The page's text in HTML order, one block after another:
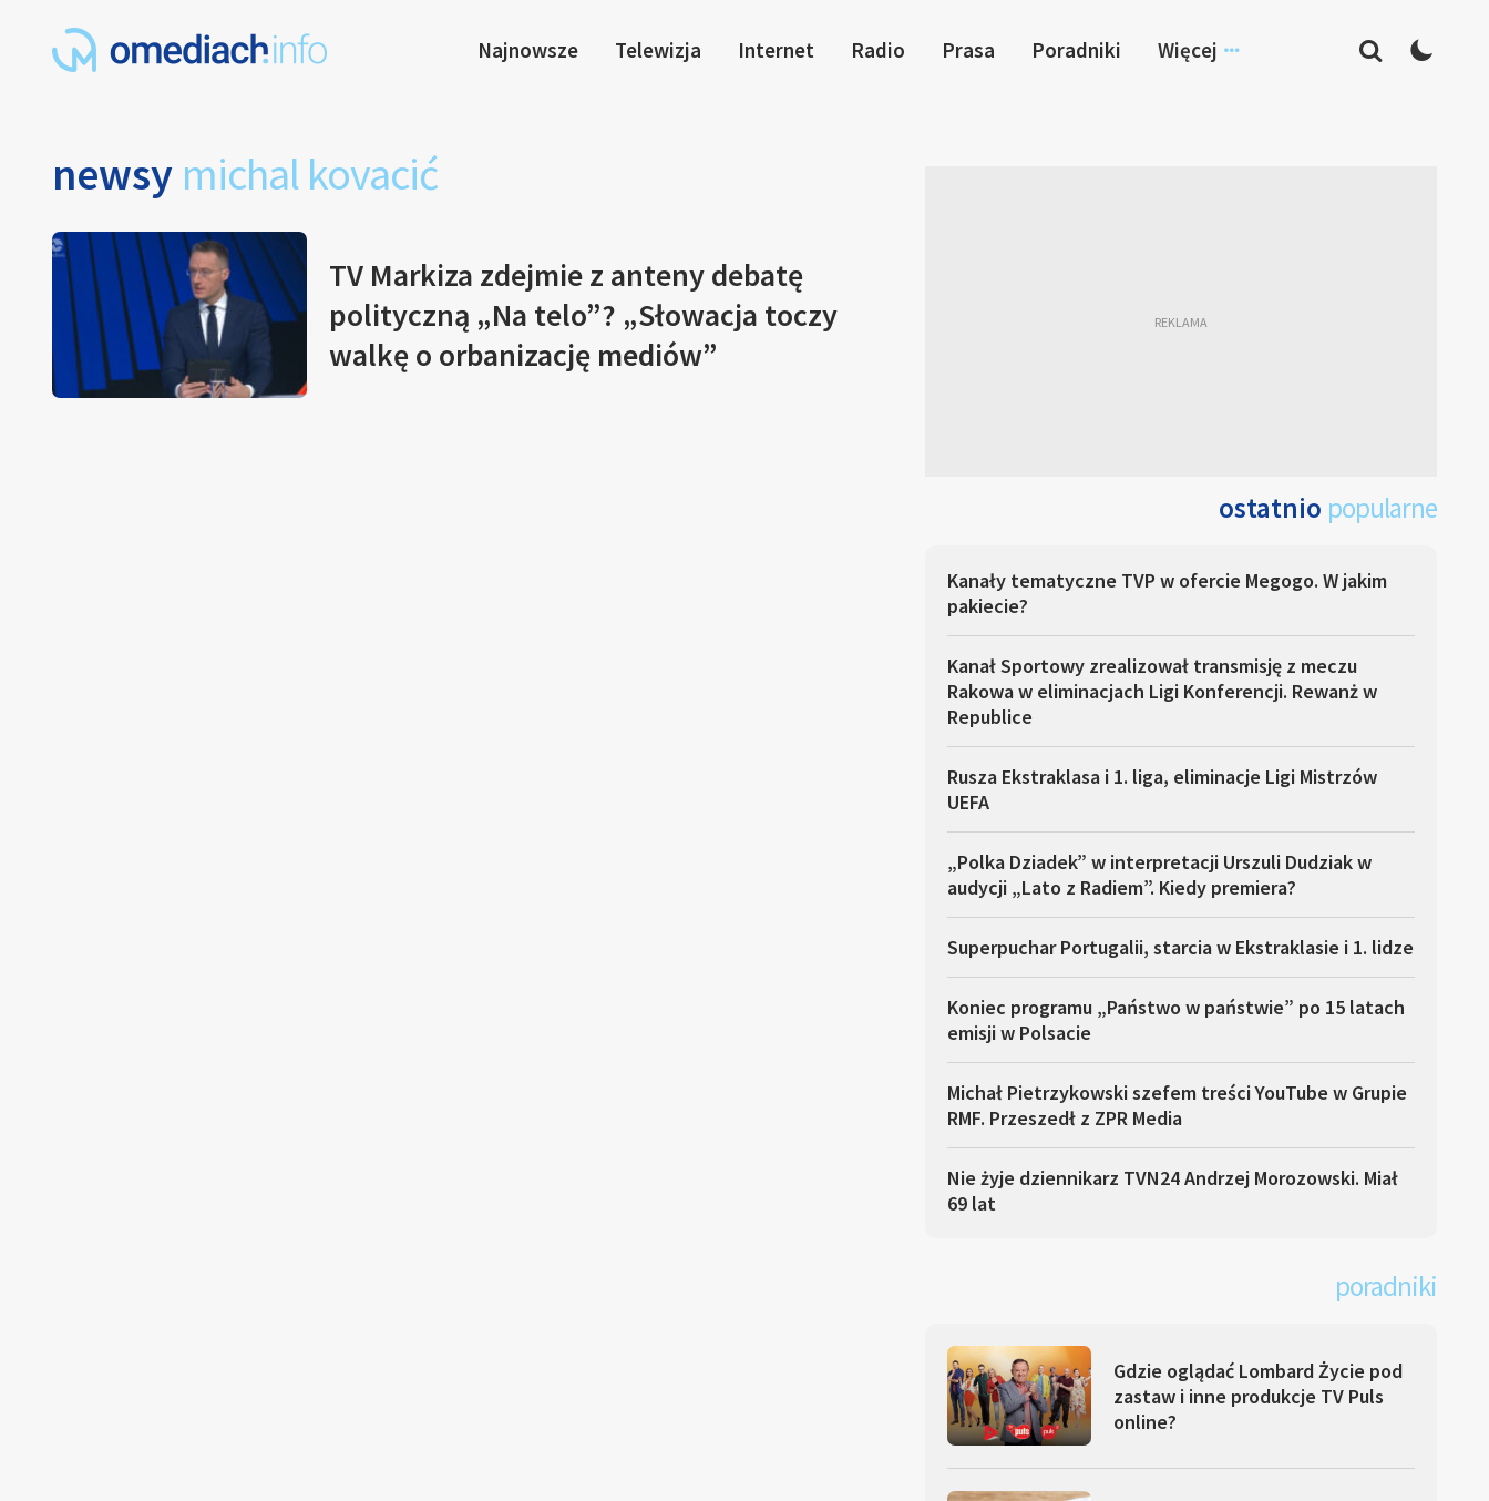
Najnowsze Telewizja Internet Radio Prasa Poradniki Więcej
newsy michal kovacić
TV Markiza zdejmie z anteny debatę
polityczną „Na telo”? „Słowacja toczy
walkę o orbanizację mediów”
ostatnio popularne
Kanały tematyczne TVP w ofercie Megogo. W jakim
pakiecie?
Kanał Sportowy zrealizował transmisję z meczu
Rakowa w eliminacjach Ligi Konferencji. Rewanż w
Republice
Rusza Ekstraklasa i 1. liga, eliminacje Ligi Mistrzów
UEFA
„Polka Dziadek” w interpretacji Urszuli Dudziak w
audycji „Lato z Radiem”. Kiedy premiera?
Superpuchar Portugalii, starcia w Ekstraklasie i 1. lidze
Koniec programu „Państwo w państwie” po 15 latach
emisji w Polsacie
Michał Pietrzykowski szefem treści YouTube w Grupie
RMF. Przeszedł z ZPR Media
Nie żyje dziennikarz TVN24 Andrzej Morozowski. Miał
69 lat
poradniki
Gdzie oglądać Lombard Życie pod
zastaw i inne produkcje TV Puls
online?